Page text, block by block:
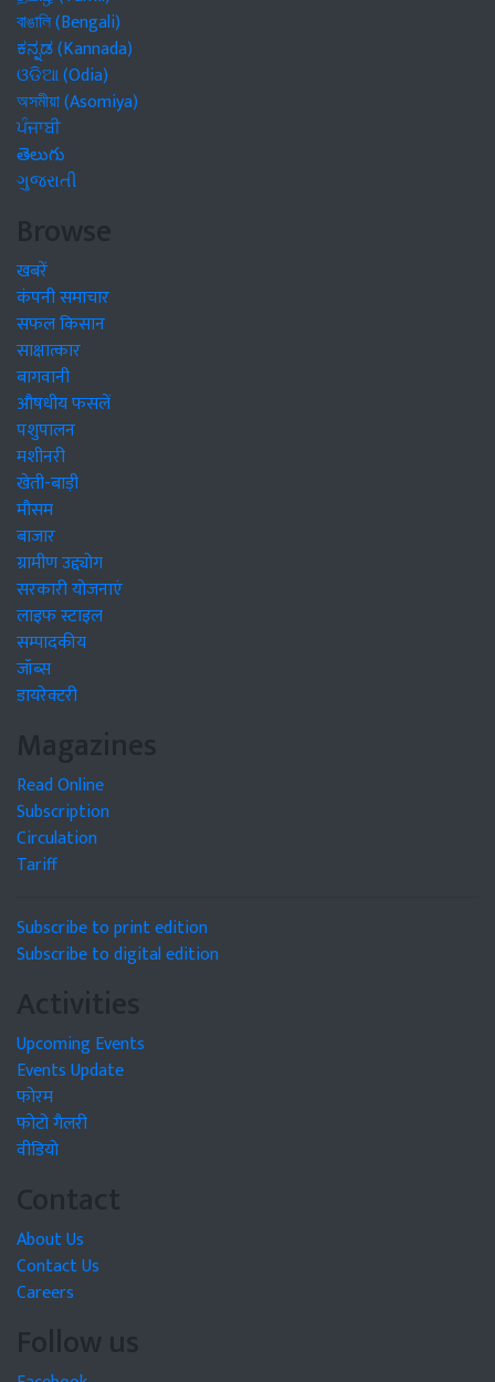
বাঙালি (Bengali)
ಕನ್ನಡ (Kannada)
ଓଡିଆ (Odia)
অসমীয়া (Asomiya)
ਪੰਜਾਬੀ
తెలుగు
ગુજરાતી
Browse
खबरें
कंपनी समाचार
सफल किसान
साक्षात्कार
बागवानी
औषधीय फसलें
पशुपालन
मशीनरी
खेती-बाड़ी
मौसम
बाजार
ग्रामीण उद्द्योग
सरकारी योजनाएं
लाइफ स्टाइल
सम्पादकीय
जॉब्स
डायरेक्टरी
Magazines
Read Online
Subscription
Circulation
Tariff
Subscribe to print edition
Subscribe to digital edition
Activities
Upcoming Events
Events Update
फोरम
फोटो गैलरी
वीडियो
Contact
About Us
Contact Us
Careers
Follow us